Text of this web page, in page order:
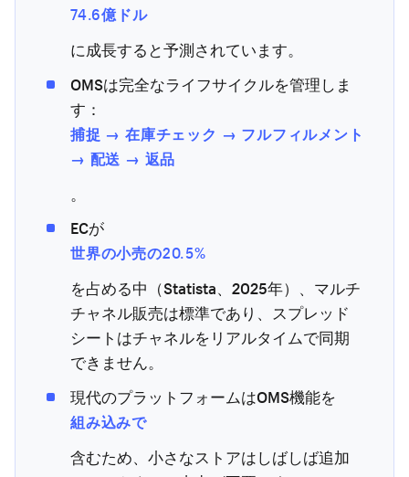
74.6億ドル
に成長すると予測されています。
OMSは完全なライフサイクルを管理しま
す：
捕捉 → 在庫チェック → フルフィルメント
→ 配送 → 返品
。
ECが
世界の小売の20.5%
を占める中（Statista、2025年）、マルチ
チャネル販売は標準であり、スプレッド
シートはチャネルをリアルタイムで同期
できません。
現代のプラットフォームはOMS機能を
組み込みで
含むため、小さなストアはしばしば追加